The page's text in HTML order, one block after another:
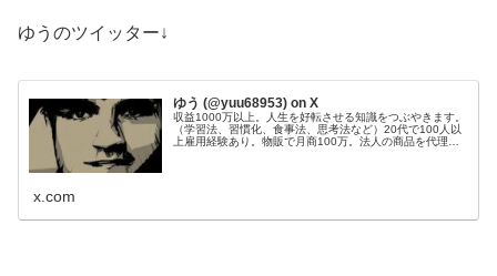
ゆうのツイッター↓
ゆう (@yuu68953) on X
収益1000万以上。人生を好転させる知識をつぶやきます。
（学習法、習慣化、食事法、思考法など）20代で100人以
上雇用経験あり。物販で月商100万。法人の商品を代理販
x.com